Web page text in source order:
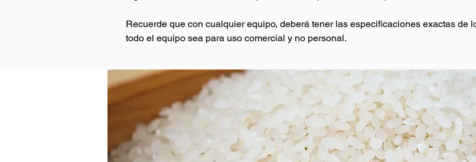
Recuerde que con cualquier equipo, deberá tener las especificaciones exactas de
todo el equipo sea para uso comercial y no personal.